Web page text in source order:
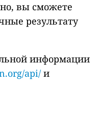
вы сможете
результату
информации
api/ и